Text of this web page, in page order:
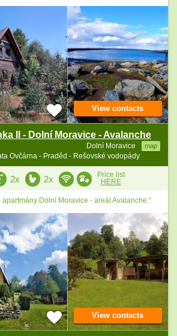
II - Dolní Moravice - Avalanche
Dolní Moravice map
Ovčárna - Praděd - Rešovské vodopády
View contacts
2x 2x
Price list
HERE
apartmány Dolní Moravice - areál Avalanche.“
View contacts